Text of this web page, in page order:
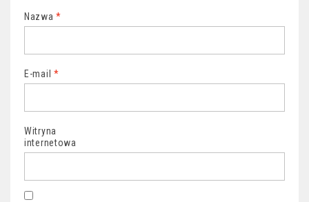
Nazwa*
E-mail *
Witryna
internetowa